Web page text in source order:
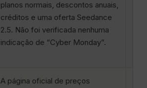
planos normais, descontos anuais,
créditos e uma oferta Seedance
2.5. Não foi verificada nenhuma
indicação de “Cyber Monday”.
A página oficial de preços